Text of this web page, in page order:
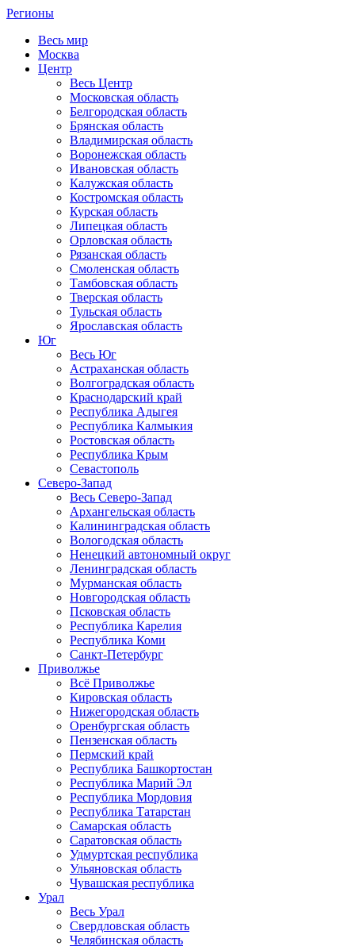
Регионы
Весь мир
Москва
Центр
Весь Центр
Московская область
Белгородская область
Брянская область
Владимирская область
Воронежская область
Ивановская область
Калужская область
Костромская область
Курская область
Липецкая область
Орловская область
Рязанская область
Смоленская область
Тамбовская область
Тверская область
Тульская область
Ярославская область
Юг
Весь Юг
Астраханская область
Волгоградская область
Краснодарский край
Республика Адыгея
Республика Калмыкия
Ростовская область
Республика Крым
Севастополь
Северо-Запад
Весь Северо-Запад
Архангельская область
Калининградская область
Вологодская область
Ненецкий автономный округ
Ленинградская область
Мурманская область
Новгородская область
Псковская область
Республика Карелия
Республика Коми
Санкт-Петербург
Приволжье
Всё Приволжье
Кировская область
Нижегородская область
Оренбургская область
Пензенская область
Пермский край
Республика Башкортостан
Республика Марий Эл
Республика Мордовия
Республика Татарстан
Самарская область
Саратовская область
Удмуртская республика
Ульяновская область
Чувашская республика
Урал
Весь Урал
Свердловская область
Челябинская область